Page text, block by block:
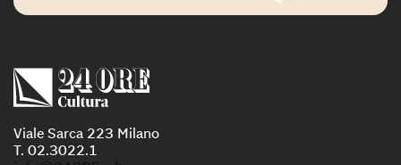
Viale Sarca 223 Milano
T. 02.3022.1